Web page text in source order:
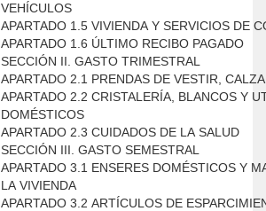
VEHÍCULOS
APARTADO 1.5 VIVIENDA Y SERVICIOS DE
APARTADO 1.6 ÚLTIMO RECIBO PAGADO
SECCIÓN II. GASTO TRIMESTRAL
APARTADO 2.1 PRENDAS DE VESTIR,
APARTADO 2.2 CRISTALERÍA, BLANCOS Y
DOMÉSTICOS
APARTADO 2.3 CUIDADOS DE LA SALUD
SECCIÓN III. GASTO SEMESTRAL
APARTADO 3.1 ENSERES DOMÉSTICOS Y
LA VIVIENDA
APARTADO 3.2 ARTÍCULOS DE